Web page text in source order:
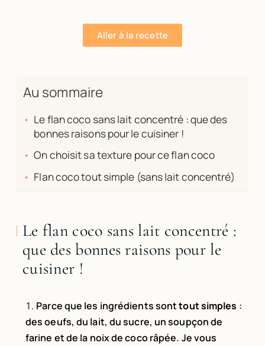
Aller à la recette
Au sommaire
Le flan coco sans lait concentré : que des
bonnes raisons pour le cuisiner !
On choisit sa texture pour ce flan coco
Flan coco tout simple (sans lait concentré)
Le flan coco sans lait concentré :
que des bonnes raisons pour le
cuisiner !
Parce que les ingrédients sonttout simples :
des oeufs, du lait, du sucre, un soupçon de
farine et de la noix de coco râpée. Je vous